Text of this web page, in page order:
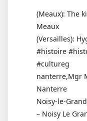
(Meaux): The
Meaux
(Versailles):
#histoire
#cultureg
nanterre,Mgr
Nanterre
Noisy-le-
– Noisy Le